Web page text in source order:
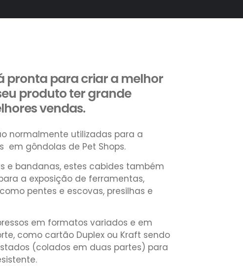
pronta para criar a melhor
produto ter grande
vendas.
normalmente utilizadas para a
em gôndolas de Pet Shops.
e bandanas, estes cabides também
a exposição de ferramentas,
pentes e escovas, presilhas e
em formatos variados e em
como cartão Duplex ou Kraft sendo
(colados em duas partes) para